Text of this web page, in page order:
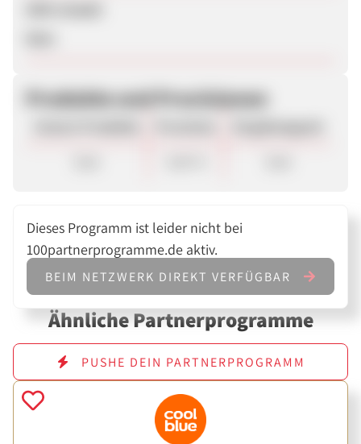
Produkte und Provisionen
Dieses Programm ist leider nicht bei
100partnerprogramme.de aktiv.
BEIM NETZWERK DIREKT VERFÜGBAR
Ähnliche Partnerprogramme
PUSHE DEIN PARTNERPROGRAMM